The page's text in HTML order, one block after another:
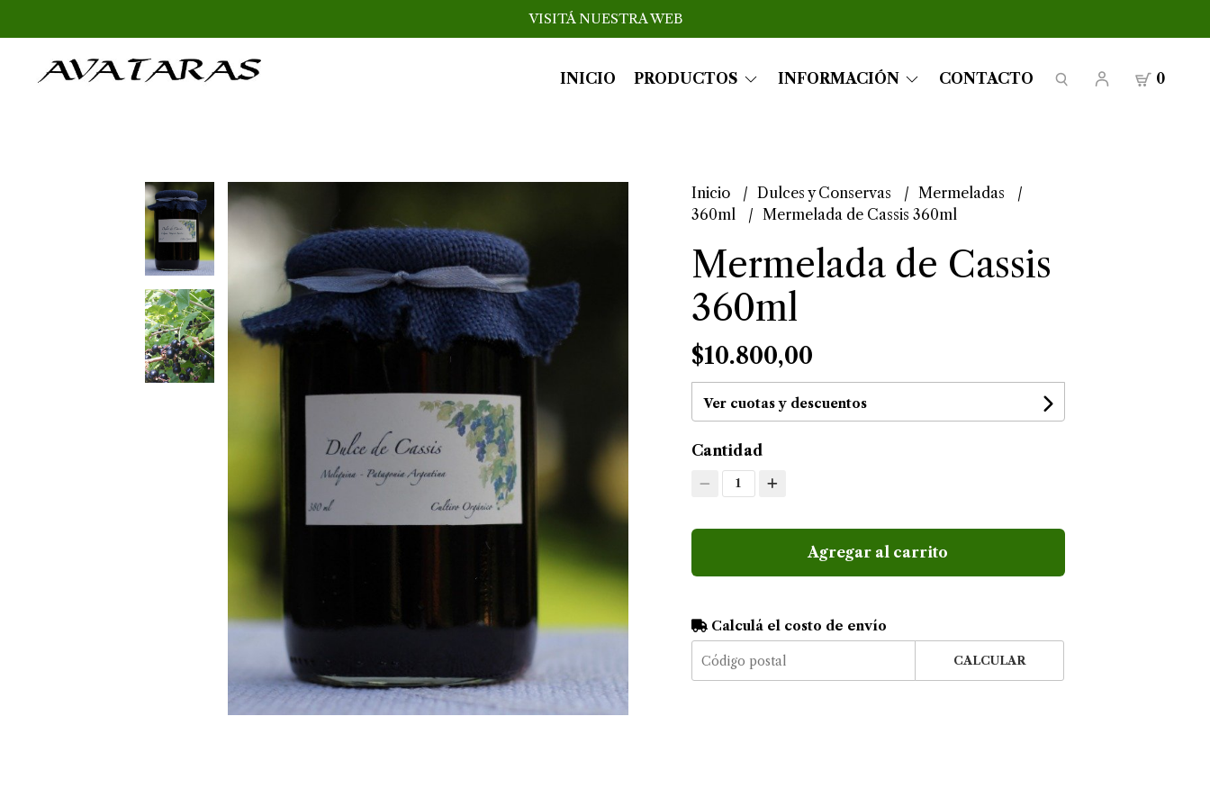
VISITÁ NUESTRA WEB
INICIO PRODUCTOS INFORMACIÓN CONTACTO 0
Inicio Dulces y Conservas
Mermeladas
360ml
Mermelada de Cassis 360ml
Mermelada de Cassis
360ml
$10.800,00
Ver cuotas y descuentos
Cantidad
1
Agregar al carrito
Calculá el costo de envío
CALCULAR